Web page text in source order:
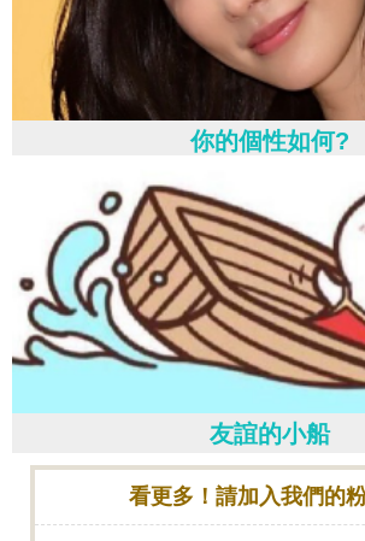
你的個性如何?
友誼的小船
看更多！請加入我們的